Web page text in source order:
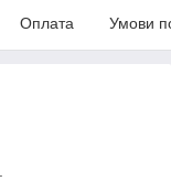
Оплата Умови